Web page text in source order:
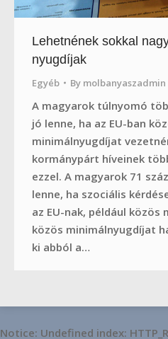
Lehetnének sokkal
nyugdíjak
Egyéb By molbanyaszadmin
A magyarok túlnyomó
jó lenne, ha az EU-ban
minimálnyugdíjat
kormánypárt híveinek
ezzel. A magyarok 71
lenne, ha szociális
az EU-nak, például közös
közös minimálnyugdíjat
ki abból a…
Notice: Undefined index: